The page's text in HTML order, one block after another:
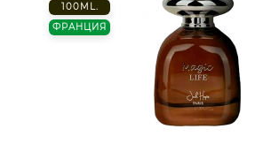
100ML.
ФРАНЦИЯ